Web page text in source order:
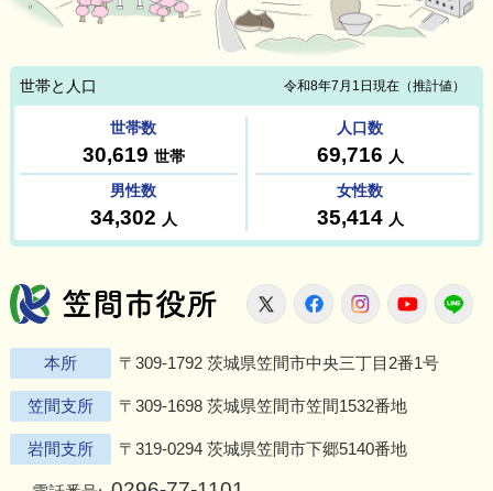
笠間市役所
X FacebookInstagram
本所 〒309-1792 茨城県笠間市中央三丁目2番1号
笠間支所 〒309-1698 茨城県笠間市笠間1532番地
岩間支所 〒319-0294 茨城県笠間市下郷5140番地